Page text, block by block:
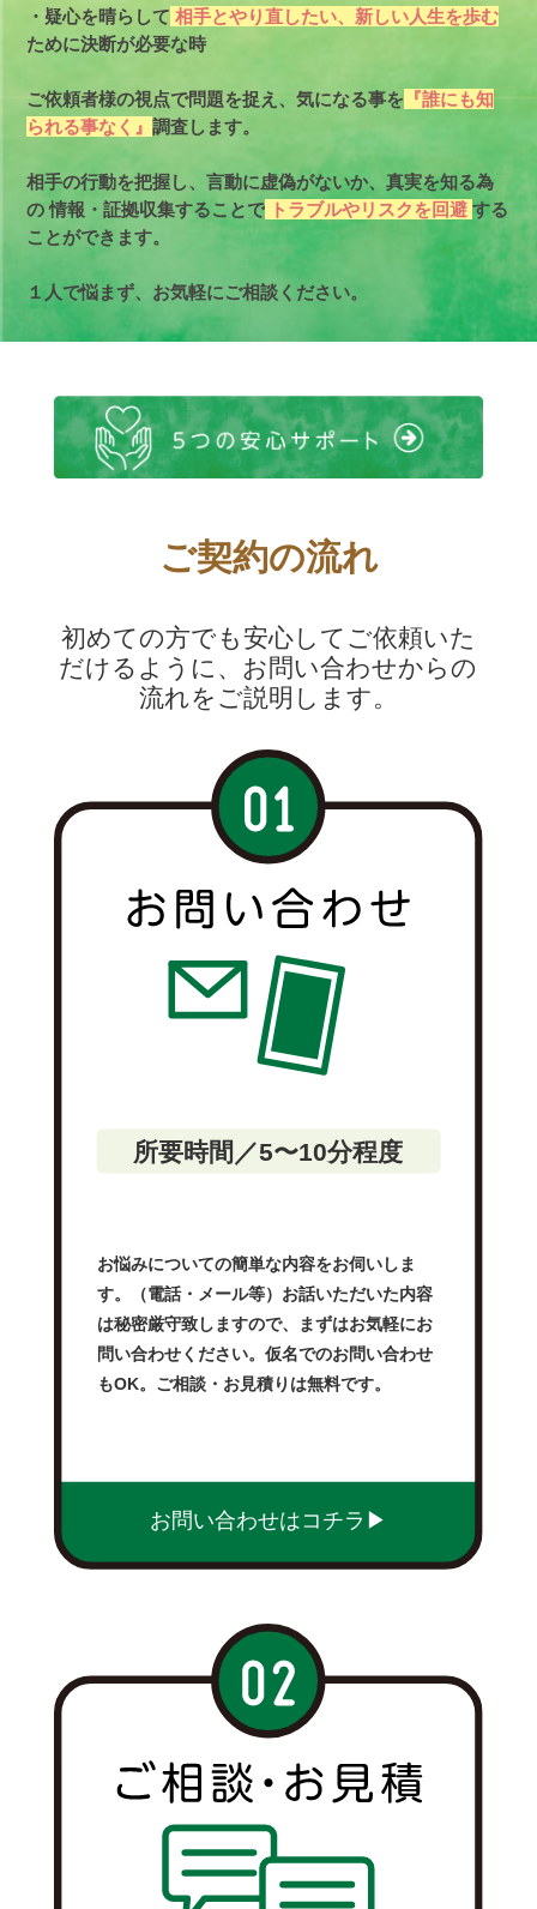
・疑心を晴らして 相手とやり直したい、新しい人生を歩む
ために決断が必要な時
ご依頼者様の視点で問題を捉え、気になる事を 『誰にも知
られる事なく』調査します。
相手の行動を把握し、言動に虚偽がないか、真実を知る為
の情報・証拠収集することで トラブルやリスクを回避する
ことができます。
１人で悩まず、お気軽にご相談ください。
ご契約の流れ
初めての方でも安心してご依頼いた
だけるように、お問い合わせからの
流れをご説明します。
所要時間／5〜10分程度
お悩みについての簡単な内容をお伺いしま
す。（電話・メール等）お話いただいた内容
は秘密厳守致しますので、まずはお気軽にお
問い合わせください。仮名でのお問い合わせ
もOK。ご相談・お見積りは無料です。
お問い合わせはコチラ▶︎